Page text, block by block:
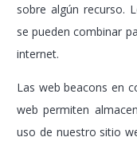
sobre algún recurso.
se pueden combinar
internet.
Las web beacons en
web permiten
uso de nuestro sitio